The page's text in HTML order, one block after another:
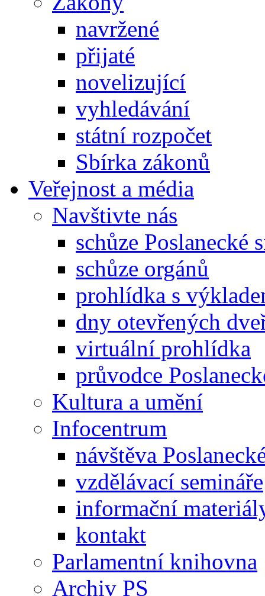
navržené
přijaté
novelizující
vyhledávání
státní rozpočet
Sbírka zákonů
Veřejnost a média
Navštivte nás
schůze Poslanecké
schůze orgánů
prohlídka s
dny otevřených
virtuální prohlídka
průvodce
Kultura a umění
Infocentrum
návštěva
vzdělávací semináře
informační
kontakt
Parlamentní knihovna
Archiv PS